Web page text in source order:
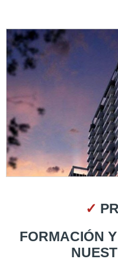
✓
FORMACIÓN